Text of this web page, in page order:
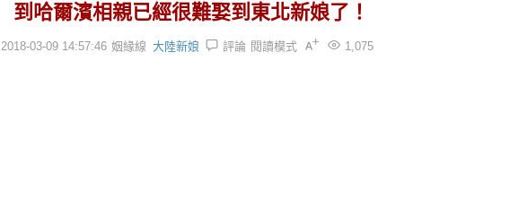
到哈爾濱相親已經很難娶到東北新娘了！
2018-03-09 14:57:46 姻緣線 大陸新娘 評論 1,075
閱讀模式